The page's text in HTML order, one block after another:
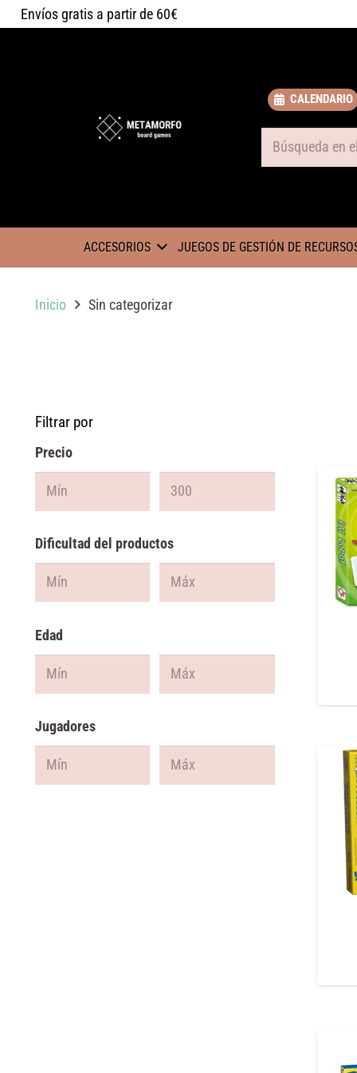
Envíos gratis a partir de 60€
CALENDARIO
ACCESORIOS JUEGOS DE GESTIÓN DE
Inicio Sin categorizar
Filtrar por
Precio
Dificultad del productos
Edad
Jugadores